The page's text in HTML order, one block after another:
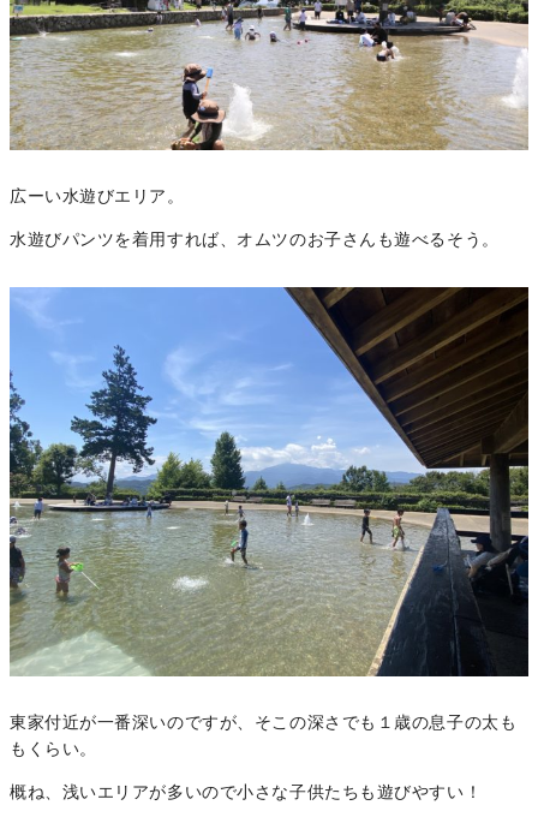
広ーい水遊びエリア。
水遊びパンツを着用すれば、オムツのお子さんも遊べるそう。
東家付近が一番深いのですが、そこの深さでも１歳の息子の太も
もくらい。
概ね、浅いエリアが多いので小さな子供たちも遊びやすい！